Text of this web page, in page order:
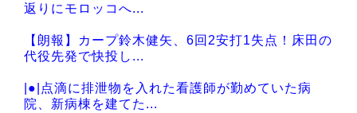
返りにモロッコへ...
【朗報】カープ鈴木健矢、6回2安打1失点！床田の
代役先発で快投し...
|●|点滴に排泄物を入れた看護師が勤めていた病
院、新病棟を建てた...